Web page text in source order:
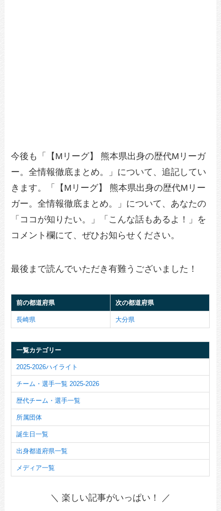
今後も「【Mリーグ】 熊本県出身の歴代Mリーガ
ー。全情報徹底まとめ。」について、追記してい
きます。「【Mリーグ】 熊本県出身の歴代Mリー
ガー。全情報徹底まとめ。」について、あなたの
「ココが知りたい。」「こんな話もあるよ！」を
コメント欄にて、ぜひお知らせください。
最後まで読んでいただき有難うございました！
前の都道府県 次の都道府県
長崎県 大分県
一覧カテゴリー
2025-2026ハイライト
チーム・選手一覧 2025-2026
歴代チーム・選手一覧
所属団体
誕生日一覧
出身都道府県一覧
メディア一覧
＼ 楽しい記事がいっぱい！ ／